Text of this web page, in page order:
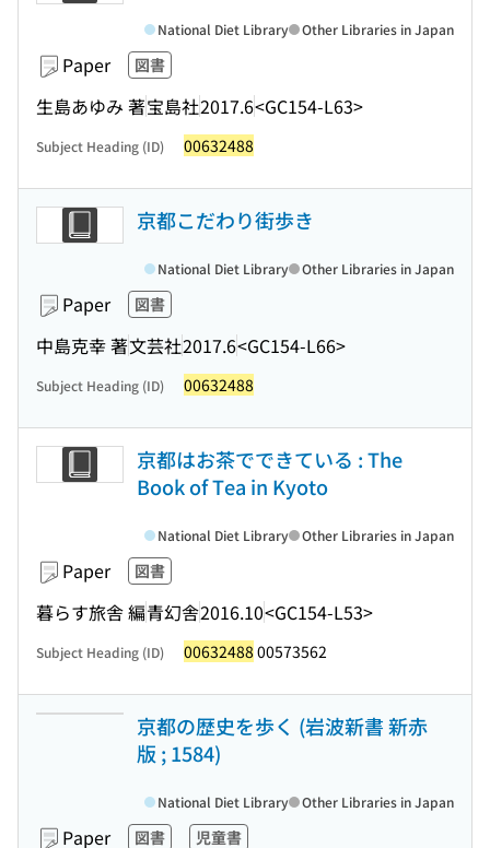
Paper 図書
生島あゆみ 著宝島社2017.6<GC154-L63>
National Diet Library Other Libraries in Japan
Subject Heading (ID) 00632488
京都こだわり街歩き
Paper 図書
中島克幸 著文芸社2017.6<GC154-L66>
National Diet Library Other Libraries in Japan
Subject Heading (ID) 00632488
京都はお茶でできている : The
Book of Tea in Kyoto
Paper 図書
暮らす旅舎 編青幻舎2016.10<GC154-L53>
National Diet Library Other Libraries in Japan
Subject Heading (ID) 00632488 00573562
京都の歴史を歩く (岩波新書 新赤
版 ; 1584)
Paper 図書 児童書
National Diet Library Other Libraries in Japan